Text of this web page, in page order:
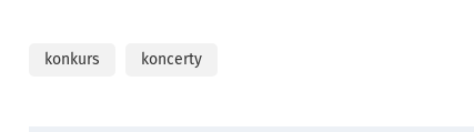
konkurs koncerty